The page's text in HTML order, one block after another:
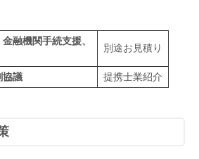
融機関手続支援、
別途お見積り
協議 提携士業紹介